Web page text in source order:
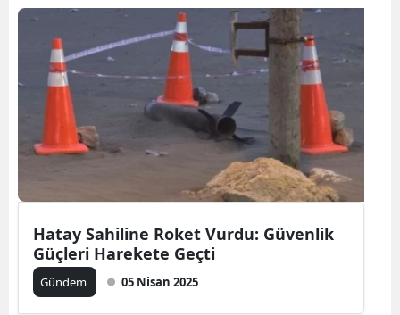
Hatay Sahiline Roket Vurdu: Güvenlik
Güçleri Harekete Geçti
Gündem 05 Nisan 2025